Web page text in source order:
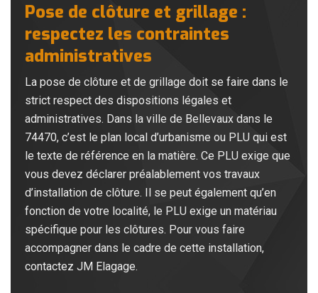
Pose de clôture et grillage :
respectez les contraintes
administratives
La pose de clôture et de grillage doit se faire dans le
strict respect des dispositions légales et
administratives. Dans la ville de Bellevaux dans le
74470, c’est le plan local d’urbanisme ou PLU qui est
le texte de référence en la matière. Ce PLU exige que
vous devez déclarer préalablement vos travaux
d’installation de clôture. Il se peut également qu’en
fonction de votre localité, le PLU exige un matériau
spécifique pour les clôtures. Pour vous faire
accompagner dans le cadre de cette installation,
contactez JM Elagage.